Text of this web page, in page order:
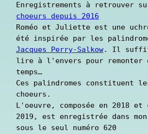
choeurs depuis 2016
Roméo et Juliette est une
Jacques Perry-Salkow. Il
lire à l'envers pour remonter
temps…
Ces palindromes constituent
choeurs.
L'oeuvre, composée en 2018 et
2019, est enregistrée dans
sous le seul numéro 620